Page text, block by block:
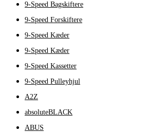
9-Speed Bagskiftere
9-Speed Forskiftere
9-Speed Kæder
9-Speed Kæder
9-Speed Kassetter
9-Speed Pulleyhjul
A2Z
absoluteBLACK
ABUS